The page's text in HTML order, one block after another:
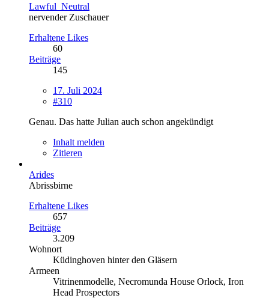
Lawful_Neutral
nervender Zuschauer
Erhaltene Likes
60
Beiträge
145
17. Juli 2024
#310
Genau. Das hatte Julian auch schon angekündigt
Inhalt melden
Zitieren
Arides
Abrissbirne
Erhaltene Likes
657
Beiträge
3.209
Wohnort
Küdinghoven hinter den Gläsern
Armeen
Vitrinenmodelle, Necromunda House Orlock, Iron
Head Prospectors